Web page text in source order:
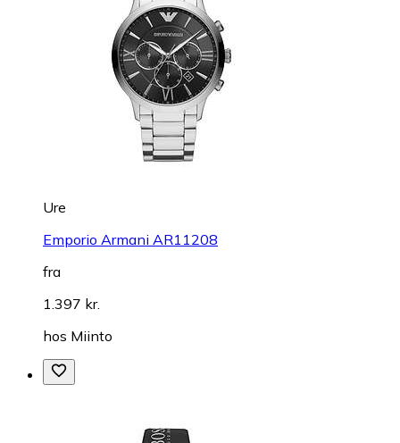
Ure
Emporio Armani AR11208
fra
1.397 kr.
hos Miinto